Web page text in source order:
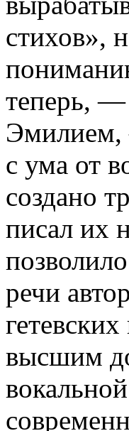
стихов»,
теперь, —
Эмилием,
с ума от
создано
писал их
речи
высшим